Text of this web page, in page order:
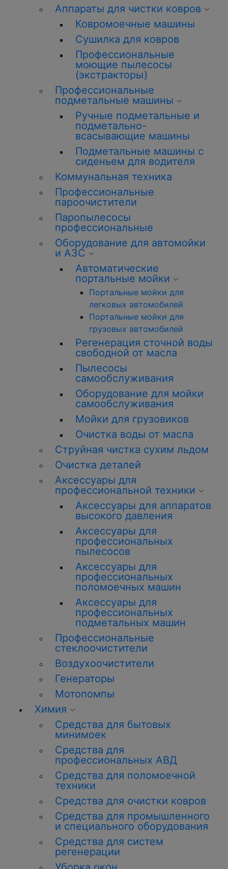
Аппараты для чистки ковров
Ковромоечные машины
Сушилка для ковров
Профессиональные
моющие пылесосы
(экстракторы)
Профессиональные
подметальные машины
Ручные подметальные и
подметально-
всасывающие машины
Подметальные машины с
сиденьем для водителя
Коммунальная техника
Профессиональные
пароочистители
Паропылесосы
профессиональные
Оборудование для автомойки
и АЗС
Автоматические
портальные мойки
Портальные мойки для
легковых автомобилей
Портальные мойки для
грузовых автомобилей
Регенерация сточной воды
свободной от масла
Пылесосы
самообслуживания
Оборудование для мойки
самообслуживания
Мойки для грузовиков
Очистка воды от масла
Струйная чистка сухим льдом
Очистка деталей
Аксессуары для
профессиональной техники
Аксессуары для аппаратов
высокого давления
Аксессуары для
профессиональных
пылесосов
Аксессуары для
профессиональных
поломоечных машин
Аксессуары для
профессиональных
подметальных машин
Профессиональные
стеклоочистители
Воздухоочистители
Генераторы
Мотопомпы
Химия
Средства для бытовых
минимоек
Средства для
профессиональных АВД
Средства для поломоечной
техники
Средства для очистки ковров
Средства для промышленного
и специального оборудования
Средства для систем
регенерации